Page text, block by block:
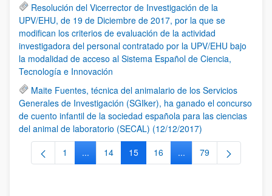
Resolución del Vicerrector de Investigación de la
UPV/EHU, de 19 de Diciembre de 2017, por la que se
modifican los criterios de evaluación de la actividad
investigadora del personal contratado por la UPV/EHU bajo
la modalidad de acceso al Sistema Español de Ciencia,
Tecnología e Innovación
Maite Fuentes, técnica del animalario de los Servicios
Generales de Investigación (SGIker), ha ganado el concurso
de cuento infantil de la sociedad española para las ciencias
del animal de laboratorio (SECAL) (12/12/2017)
Página
1 ...Páginas intermedias Use TAB para desplazarse.
Página
14 Página
15 Página
16 ...Páginas intermedias
Página
79